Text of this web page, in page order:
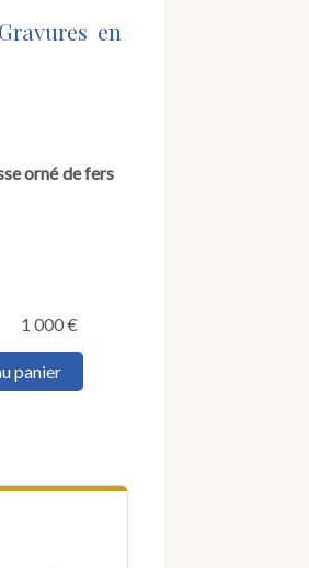
en
orné de fers
1 000€
panier